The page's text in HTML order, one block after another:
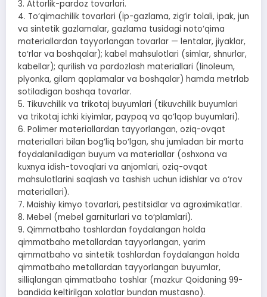
3. Attorlik-pardoz tovarlari.
4. To‘qimachilik tovarlari (ip-gazlama, zig‘ir tolali, ipak, jun
va sintetik gazlamalar, gazlama tusidagi noto‘qima
materiallardan tayyorlangan tovarlar — lentalar, jiyaklar,
to‘rlar va boshqalar); kabel mahsulotlari (simlar, shnurlar,
kabellar); qurilish va pardozlash materiallari (linoleum,
plyonka, gilam qoplamalar va boshqalar) hamda metrlab
sotiladigan boshqa tovarlar.
5. Tikuvchilik va trikotaj buyumlari (tikuvchilik buyumlari
va trikotaj ichki kiyimlar, paypoq va qo‘lqop buyumlari).
6. Polimer materiallardan tayyorlangan, oziq-ovqat
materiallari bilan bog‘liq bo‘lgan, shu jumladan bir marta
foydalaniladigan buyum va materiallar (oshxona va
kuxnya idish-tovoqlari va anjomlari, oziq-ovqat
mahsulotlarini saqlash va tashish uchun idishlar va o‘rov
materiallari).
7. Maishiy kimyo tovarlari, pestitsidlar va agroximikatlar.
8. Mebel (mebel garniturlari va to‘plamlari).
9. Qimmatbaho toshlardan foydalangan holda
qimmatbaho metallardan tayyorlangan, yarim
qimmatbaho va sintetik toshlardan foydalangan holda
qimmatbaho metallardan tayyorlangan buyumlar,
silliqlangan qimmatbaho toshlar (mazkur Qoidaning 99-
bandida keltirilgan xolatlar bundan mustasno).